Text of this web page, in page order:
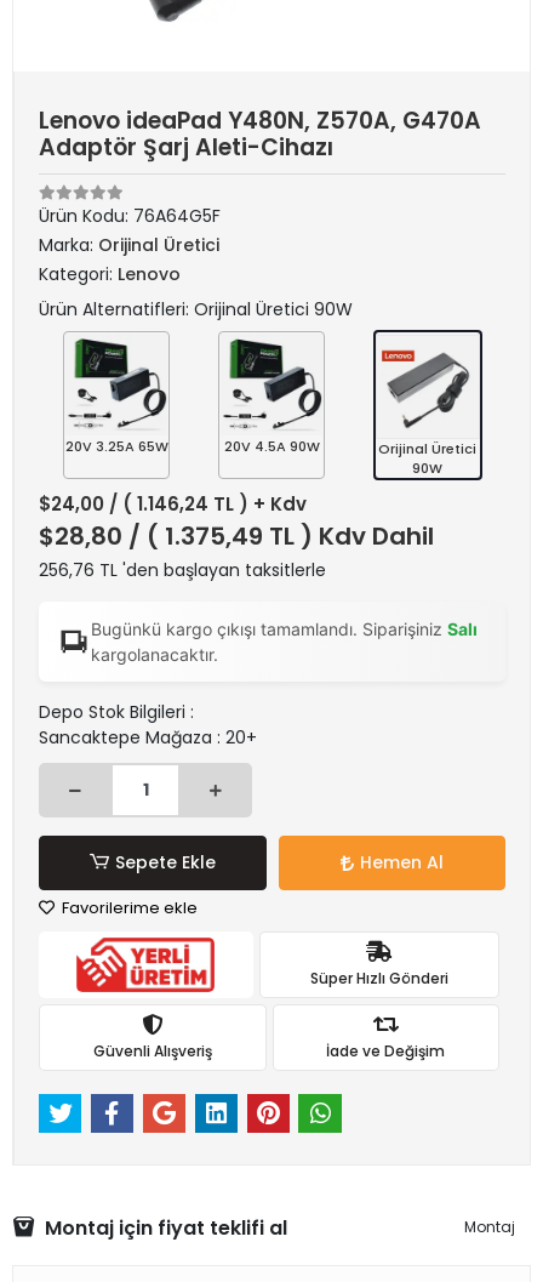
Lenovo ideaPad Y480N, Z570A, G470A
Adaptör Şarj Aleti-Cihazı
Ürün Kodu: 76A64G5F
Marka: Orijinal Üretici
Kategori: Lenovo
Ürün Alternatifleri: Orijinal Üretici 90W
20V 3.25A 65W 20V 4.5A 90W
Orijinal Üretici
90W
$24,00 / ( 1.146,24 TL ) + Kdv
$28,80 / ( 1.375,49 TL ) Kdv Dahil
256,76 TL 'den başlayan taksitlerle
Bugünkü kargo çıkışı tamamlandı. Siparişiniz Salı
kargolanacaktır.
Depo Stok Bilgileri :
Sancaktepe Mağaza : 20+
Sepete Ekle Hemen Al
Favorilerime ekle
Süper Hızlı Gönderi
Güvenli Alışveriş İade ve Değişim
Montaj için fiyat teklifi al Montaj